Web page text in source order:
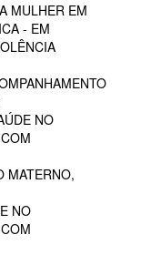
MULHER EM
- EM
NO
MATERNO,
NO